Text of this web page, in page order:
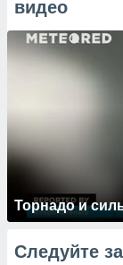
видео
Торнадо и
Следуйте